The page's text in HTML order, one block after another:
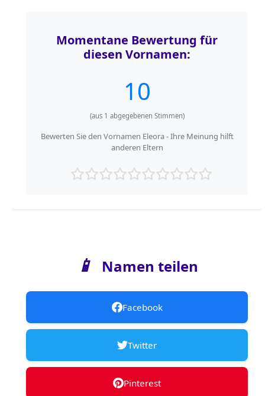
Momentane Bewertung für
diesen Vornamen:
10
(aus 1 abgegebenen Stimmen)
Bewerten Sie den Vornamen Eleora - Ihre Meinung hilft
anderen Eltern
📱 Namen teilen
Facebook
Twitter
Pinterest